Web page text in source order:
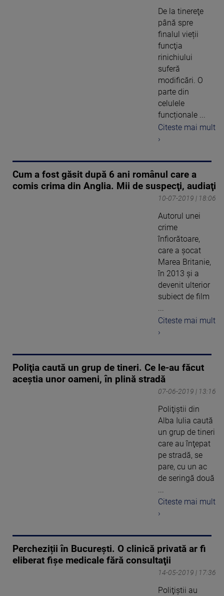
De la tinereţe
până spre
finalul vieții
funcţia
rinichiului
suferă
modificări. O
parte din
celulele
funcționale ...
Citeste mai mult
›
Cum a fost găsit după 6 ani românul care a
comis crima din Anglia. Mii de suspecţi, audiaţi
10-07-2019 | 18:06
Autorul unei
crime
înfiorătoare,
care a şocat
Marea Britanie,
în 2013 şi a
devenit ulterior
subiect de film
...
Citeste mai mult
›
Poliţia caută un grup de tineri. Ce le-au făcut
aceştia unor oameni, în plină stradă
07-06-2019 | 13:16
Poliţiştii din
Alba Iulia caută
un grup de tineri
care au înţepat
pe stradă, se
pare, cu un ac
de seringă două
Citeste mai mult
›
Percheziții în București. O clinică privată ar fi
eliberat fișe medicale fără consultaţii
14-05-2019 | 17:36
Poliţiştii au